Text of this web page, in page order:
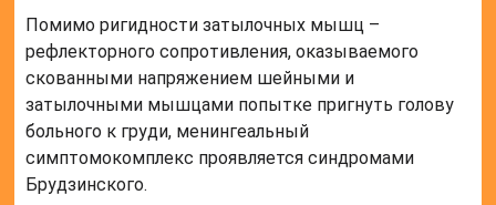
Помимо ригидности затылочных мышц –
рефлекторного сопротивления, оказываемого
скованными напряжением шейными и
затылочными мышцами попытке пригнуть голову
больного к груди, менингеальный
симптомокомплекс проявляется синдромами
Брудзинского.